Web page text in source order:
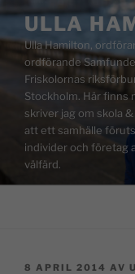
ULLA
Ulla Hamilton,
ordförande
Friskolornas
Stockholm. Här finns
skriver jag om skola
att ett samhälle
individer och företag
välfärd.
8 APRIL 2014 AV